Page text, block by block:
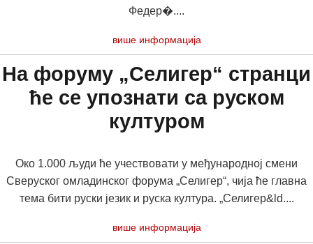
Федер�....
више информација
На форуму „Селигер“ странци
ће се упознати са руском
културом
Око 1.000 људи ће учествовати у међународној смени
Сверуског омладинског форума „Селигер“, чија ће главна
тема бити руски језик и руска култура. „Селигер&ld....
више информација